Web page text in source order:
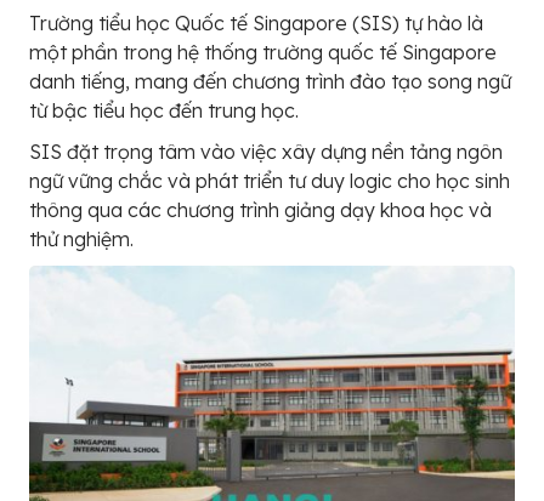
Trường tiểu học Quốc tế Singapore (SIS) tự hào là
một phần trong hệ thống trường quốc tế Singapore
danh tiếng, mang đến chương trình đào tạo song ngữ
từ bậc tiểu học đến trung học.
SIS đặt trọng tâm vào việc xây dựng nền tảng ngôn
ngữ vững chắc và phát triển tư duy logic cho học sinh
thông qua các chương trình giảng dạy khoa học và
thử nghiệm.